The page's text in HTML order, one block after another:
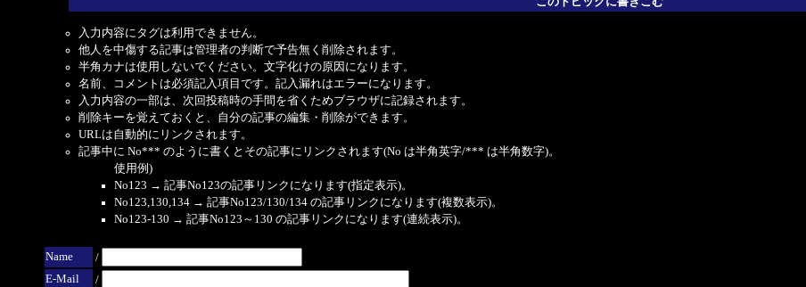
入力内容にタグは利用できません。
他人を中傷する記事は管理者の判断で予告無く削除されます。
半角カナは使用しないでください。文字化けの原因になります。
名前、コメントは必須記入項目です。記入漏れはエラーになります。
入力内容の一部は、次回投稿時の手間を省くためブラウザに記録されます。
削除キーを覚えておくと、自分の記事の編集・削除ができます。
URLは自動的にリンクされます。
記事中に No*** のように書くとその記事にリンクされます(No は半角英字/*** は半角数字)。
使用例)
No123 → 記事No123の記事リンクになります(指定表示)。
No123,130,134 → 記事No123/130/134 の記事リンクになります(複数表示)。
No123-130 → 記事No123～130 の記事リンクになります(連続表示)。
Name
/
E-Mail
/